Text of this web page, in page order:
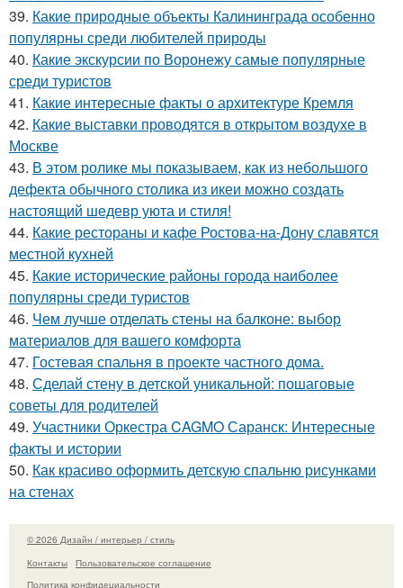
39. Какие природные объекты Калининграда особенно
популярны среди любителей природы
40. Какие экскурсии по Воронежу самые популярные
среди туристов
41. Какие интересные факты о архитектуре Кремля
42. Какие выставки проводятся в открытом воздухе в
Москве
43. В этом ролике мы показываем, как из небольшого
дефекта обычного столика из икеи можно создать
настоящий шедевр уюта и стиля!
44. Какие рестораны и кафе Ростова-на-Дону славятся
местной кухней
45. Какие исторические районы города наиболее
популярны среди туристов
46. Чем лучше отделать стены на балконе: выбор
материалов для вашего комфорта
47. Гостевая спальня в проекте частного дома.
48. Сделай стену в детской уникальной: пошаговые
советы для родителей
49. Участники Оркестра CAGMO Саранск: Интересные
факты и истории
50. Как красиво оформить детскую спальню рисунками
на стенах
© 2026 Дизайн / интерьер / стиль
Контакты
Пользовательское соглашение
Политика конфидециальности